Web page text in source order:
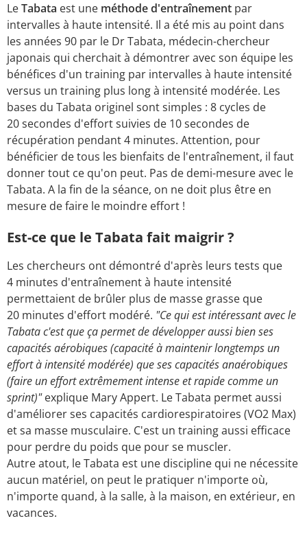
LeTabata est une méthode d'entraînement par
intervalles à haute intensité. Il a été mis au point dans
les années 90 par le Dr Tabata, médecin-chercheur
japonais qui cherchait à démontrer avec son équipe les
bénéfices d'un training par intervalles à haute intensité
versus un training plus long à intensité modérée. Les
bases du Tabata originel sont simples : 8 cycles de
20 secondes d'effort suivies de 10 secondes de
récupération pendant 4 minutes. Attention, pour
bénéficier de tous les bienfaits de l'entraînement, il faut
donner tout ce qu'on peut. Pas de demi-mesure avec le
Tabata. A la fin de la séance, on ne doit plus être en
mesure de faire le moindre effort !
Est-ce que le Tabata fait maigrir ?
Les chercheurs ont démontré d'après leurs tests que
4 minutes d'entraînement à haute intensité
permettaient de brûler plus de masse grasse que
20 minutes d'effort modéré. "Ce qui est intéressant avec le
Tabata c'est que ça permet de développer aussi bien ses
capacités aérobiques (capacité à maintenir longtemps un
effort à intensité modérée) que ses capacités anaérobiques
(faire un effort extrêmement intense et rapide comme un
sprint)"explique Mary Appert. Le Tabata permet aussi
d'améliorer ses capacités cardiorespiratoires (VO2 Max)
et sa masse musculaire. C'est un training aussi efficace
pour perdre du poids que pour se muscler.
Autre atout, le Tabata est une discipline qui ne nécessite
aucun matériel, on peut le pratiquer n'importe où,
n'importe quand, à la salle, à la maison, en extérieur, en
vacances.